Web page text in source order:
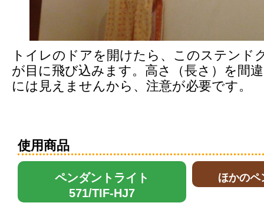
トイレのドアを開けたら、このステンド
が目に飛び込みます。高さ（長さ）を間
には見えませんから、注意が必要です。
使用商品
ペンダントライト
571/TIF-HJ7
ほかのペ